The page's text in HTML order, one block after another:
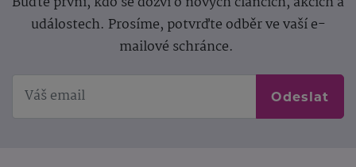
událostech. Prosíme, potvrďte odběr ve vaší e-
mailové schránce.
Odeslat